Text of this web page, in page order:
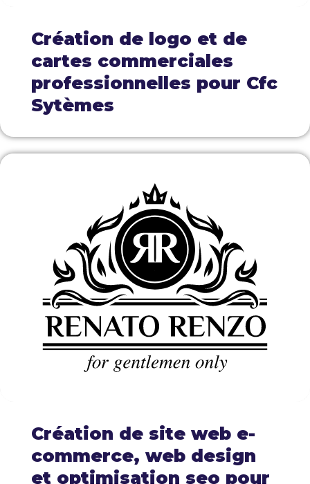
Création de logo et de
cartes commerciales
professionnelles pour Cfc
Sytèmes
Création de site web e-
commerce, web design
et optimisation seo pour